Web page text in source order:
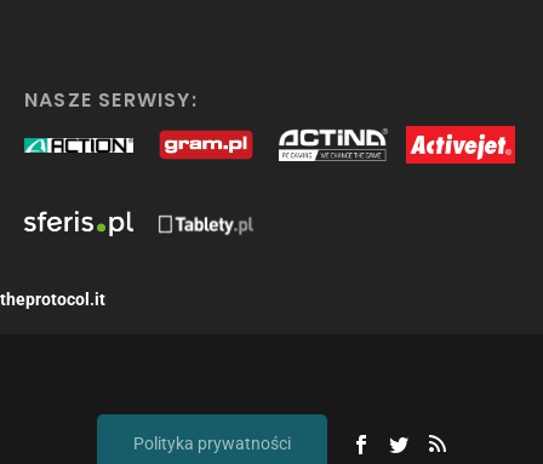
NASZE SERWISY:
theprotocol.it
Polityka prywatności